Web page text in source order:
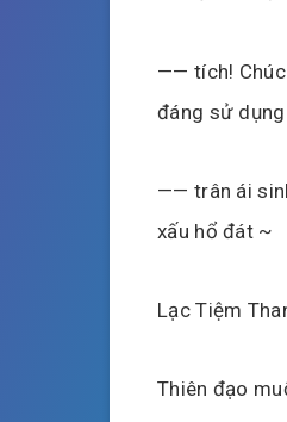
—— tích!
đáng sử
—— trân ái
xấu hổ đát ~
Lạc Tiệm
Thiên đạo